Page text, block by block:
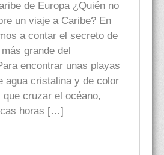
de Europa ¿Quién no
un viaje a Caribe? En
a contar el secreto de
grande del
encontrar unas playas
agua cristalina y de color
cruzar el océano,
horas […]